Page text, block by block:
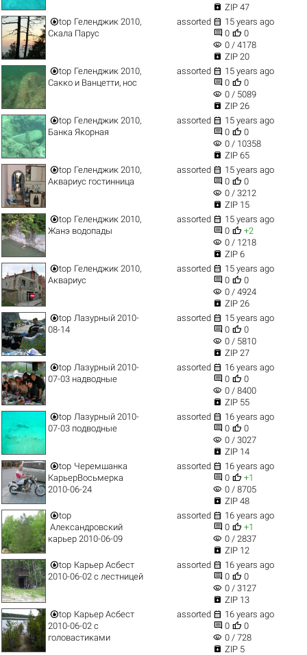
 ZIP 47
top Геленджик 2010,
Скала Парус
assorted  15 years ago
 0  0
visibility 0 / 4178
 ZIP 20
top Геленджик 2010,
Сакко и Ванцетти, нос
assorted  15 years ago
 0  0
visibility 0 / 5089
 ZIP 26
top Геленджик 2010,
Банка Якорная
assorted  15 years ago
 0  0
visibility 0 / 10358
 ZIP 65
top Геленджик 2010,
Аквариус гостинница
assorted  15 years ago
 0  0
visibility 0 / 3212
 ZIP 15
top Геленджик 2010,
Жанэ водопады
assorted  15 years ago
 0  +2
visibility 0 / 1218
 ZIP 6
top Геленджик 2010,
Аквариус
assorted  15 years ago
 0  0
visibility 0 / 4924
 ZIP 26
top Лазурный 2010-
08-14
assorted  15 years ago
 0  0
visibility 0 / 5810
 ZIP 27
top Лазурный 2010-
07-03 надводные
assorted  16 years ago
 0  0
visibility 0 / 8400
 ZIP 55
top Лазурный 2010-
07-03 подводные
assorted  16 years ago
 0  0
visibility 0 / 3027
 ZIP 14
top Черемшанка
КарьерВосьмерка
2010-06-24
assorted  16 years ago
 0  +1
visibility 0 / 8705
 ZIP 48
top
Александровский
карьер 2010-06-09
assorted  16 years ago
 0  +1
visibility 0 / 2837
 ZIP 12
top Карьер Асбест
2010-06-02 с лестницей
assorted  16 years ago
 0  0
visibility 0 / 3127
 ZIP 13
top Карьер Асбест
2010-06-02 с
головастиками
assorted  16 years ago
 0  0
visibility 0 / 728
 ZIP 5